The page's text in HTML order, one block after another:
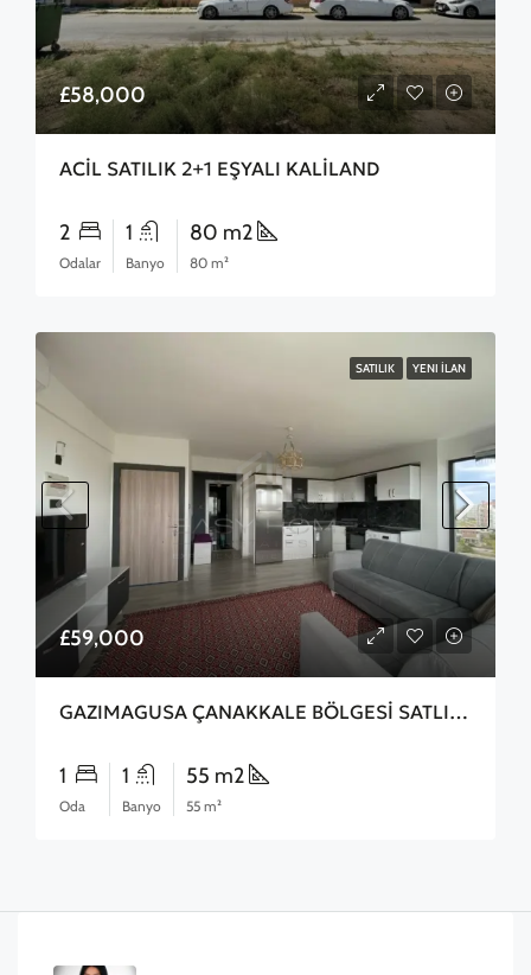
£58,000
ACİL SATILIK 2+1 EŞYALI KALİLAND
2
Odalar
1
Banyo
80 m2
80 m²
SATILIK YENI İLAN
£59,000
GAZIMAGUSA ÇANAKKALE BÖLGESİ SATLIK 2+1 DAİRE
1
Oda
1
Banyo
55 m2
55 m²